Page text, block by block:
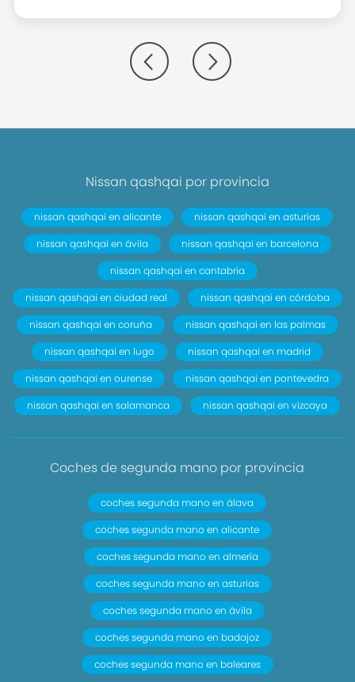
- Cierre centralizado con apertura por
tarjeta/llave inteligente y contról de los
- Dos reposacabezas en asientos delanteros
ajustables en altura. tres reposacabezas en
asientos traseros ajustables en altura
- Cinturón de seguridad delantero en asiento
conductor. acompañante y ajustable en altura
con pretensores
- Cinturón de seguridad trasero en lado
conductor. cinturón de seguridad trasero en lado
acompañante. cinturón de seguridad trasero en
asiento central de 3 puntos
- Asientos de tela (material principal) y de tela
- Apoyabrazos central delantero
- Apoyabrazos trasero
- Asiento delantero del conductor individual con
ajuste eléctrico ( una ajuste eléctrico ) ajuste
longitudinal manual. ajuste manual en altura y
eléctrico de dos direcciones con ajuste manual
del respaldo. asiento delantero del
acompañante individual. ajuste longitudinal
manual. ajuste manual en altura y ajuste lumbar
manual con ajuste manual del respaldo
Nissan qashqai por provincia
nissan qashqai en alicante
nissan qashqai en asturias
nissan qashqai en ávila
nissan qashqai en barcelona
nissan qashqai en cantabria
nissan qashqai en ciudad real
nissan qashqai en córdoba
nissan qashqai en coruña
nissan qashqai en las palmas
nissan qashqai en lugo
nissan qashqai en madrid
nissan qashqai en ourense
nissan qashqai en pontevedra
nissan qashqai en salamanca
nissan qashqai en vizcaya
Coches de segunda mano por provincia
coches segunda mano en álava
coches segunda mano en alicante
coches segunda mano en almería
coches segunda mano en asturias
coches segunda mano en ávila
coches segunda mano en badajoz
coches segunda mano en baleares